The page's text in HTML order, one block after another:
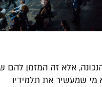
אלא זה המזמן להם
מי שמעשיר את תלמידיו